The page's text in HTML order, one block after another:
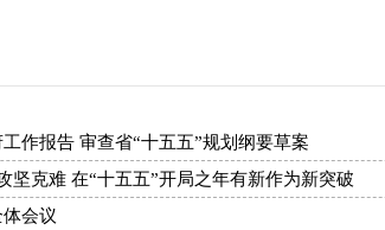
作报告 审查省“十五五”规划纲要草案
克难 在“十五五”开局之年有新作为新突破
会议